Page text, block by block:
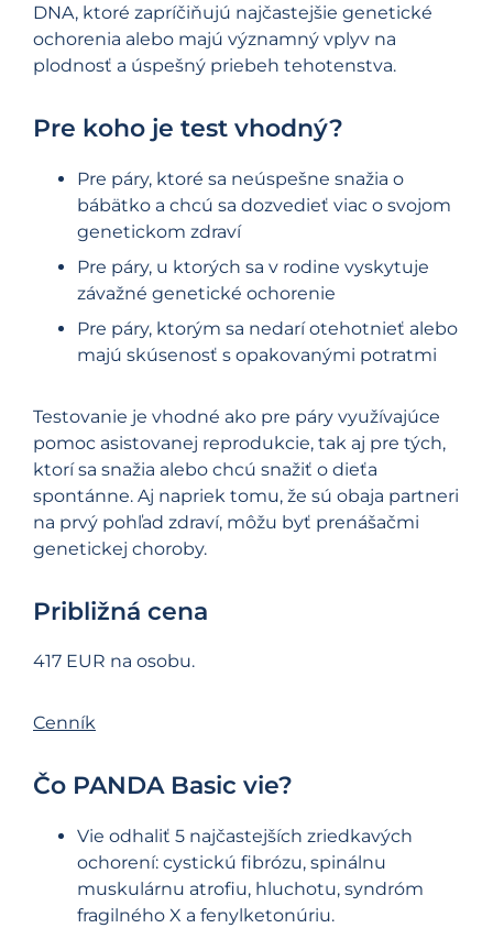
DNA, ktoré zapríčiňujú najčastejšie genetické
ochorenia alebo majú významný vplyv na
plodnosť a úspešný priebeh tehotenstva.
Pre koho je test vhodný?
Pre páry, ktoré sa neúspešne snažia o
bábätko a chcú sa dozvedieť viac o svojom
genetickom zdraví
Pre páry, u ktorých sa v rodine vyskytuje
závažné genetické ochorenie
Pre páry, ktorým sa nedarí otehotnieť alebo
majú skúsenosť s opakovanými potratmi
Testovanie je vhodné ako pre páry využívajúce
pomoc asistovanej reprodukcie, tak aj pre tých,
ktorí sa snažia alebo chcú snažiť o dieťa
spontánne. Aj napriek tomu, že sú obaja partneri
na prvý pohľad zdraví, môžu byť prenášačmi
genetickej choroby.
Približná cena
417 EUR na osobu.
Cenník
Čo PANDA Basic vie?
Vie odhaliť 5 najčastejších zriedkavých
ochorení: cystickú fibrózu, spinálnu
muskulárnu atrofiu, hluchotu, syndróm
fragilného X a fenylketonúriu.